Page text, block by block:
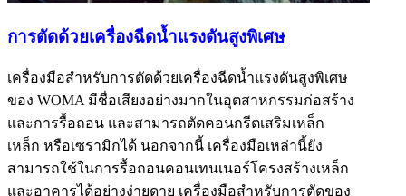
การตัดด้วยเครื่องฉีดน้ำแรงดันสูงพิเศษ
เครื่องมือสำหรับการตัดด้วยเครื่องฉีดน้ำแรงดันสูงพิเศษ
ของ WOMA มีชื่อเสียงอย่างมากในอุตสาหกรรมก่อสร้าง
และการรื้อถอน และสามารถตัดคอนกรีตเสริมเหล็ก
เหล็ก หรือเซรามิกได้ นอกจากนี้ เครื่องมือเหล่านี้ยัง
สามารถใช้ในการรื้อถอนคอนเทนเนอร์โครงสร้างเหล็ก
และอาคารได้อย่างง่ายดาย เครื่องมือสำหรับการตัดของ